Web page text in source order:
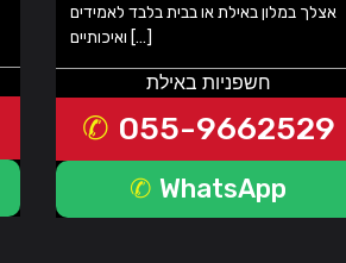
אצלך במלון באילת או בבית בלבד לאמידים
ואיכותיים […]
חשפניות באילת
055-9662529
WhatsApp